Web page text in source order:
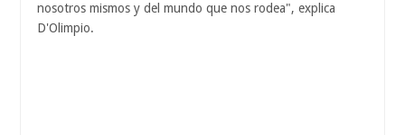
nosotros mismos y del mundo que nos rodea", explica
D'Olimpio.